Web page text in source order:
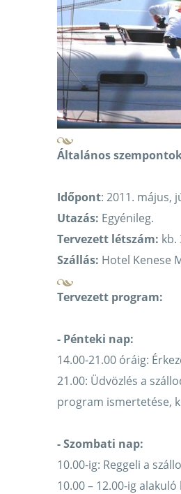
Általános
Időpont: 2011. május,
Utazás: Egyénileg.
Tervezett létszám: kb.
Szállás: Hotel Kenese
Tervezett program:
- Pénteki nap:
14.00-21.00 óráig:
21.00: Üdvözlés a
program ismertetése,
- Szombati nap:
10.00-ig: Reggeli a
10.00 – 12.00-ig